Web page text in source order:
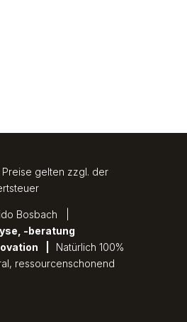
gelten zzgl. der
Bosbach |
-beratung
Natürlich 100%
ressourcenschonend